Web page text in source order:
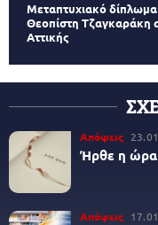
Μεταπτυχιακό δίπλωμα
Θεοπίστη Τζαγκαράκη
Αττικής
Απόψεις
Ήρθε η ώρα
Απόψεις